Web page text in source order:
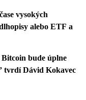
vysokých
alebo ETF a
bude úplne
tvrdí Dávid Kokavec